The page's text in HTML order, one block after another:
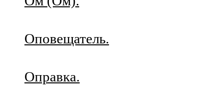
Оповещатель.
Оправка.